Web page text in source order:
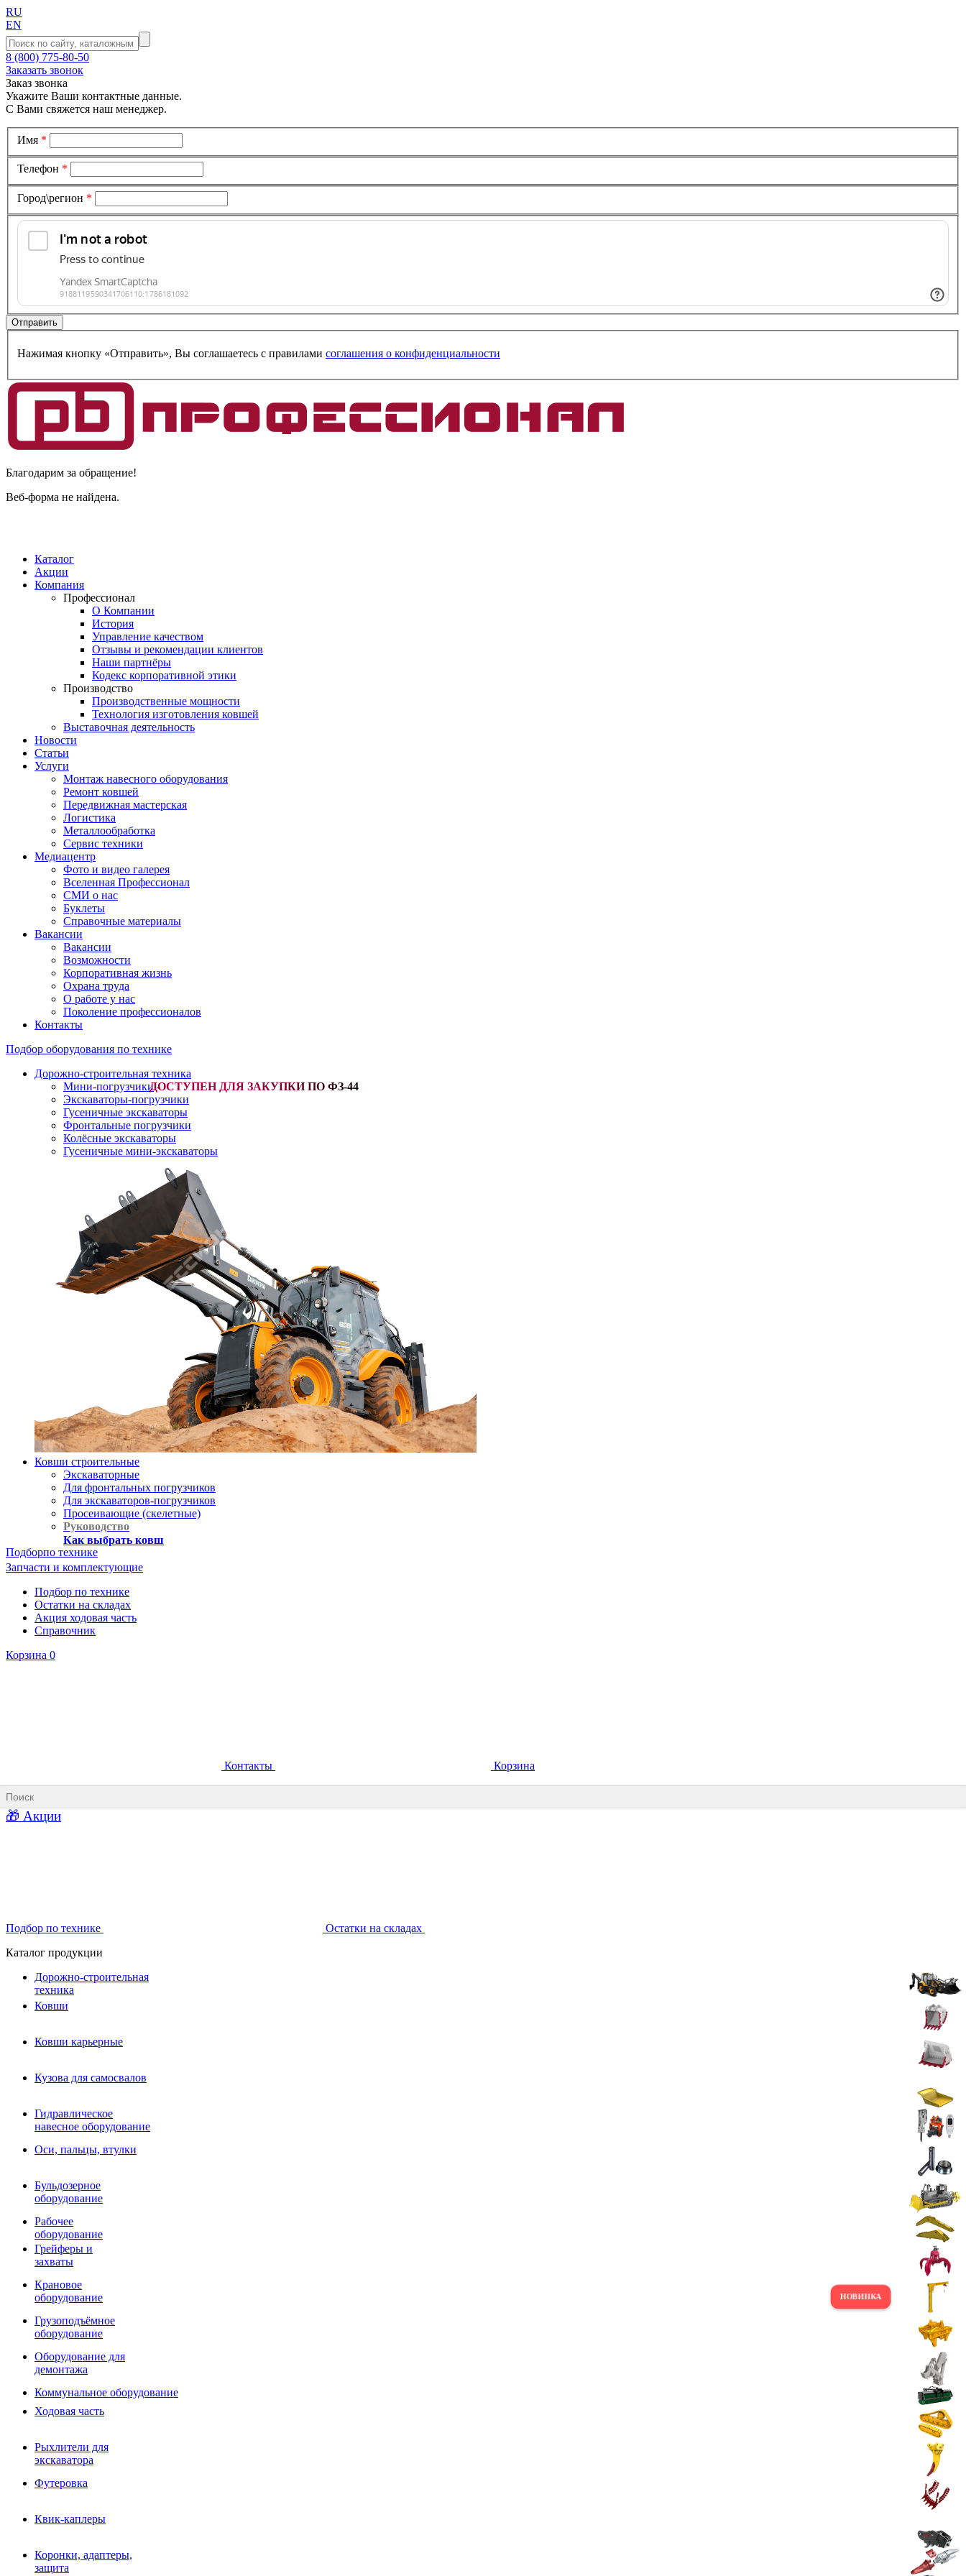
RU
EN
8 (800) 775-80-50
Заказать звонок
Заказ звонка
Укажите Ваши контактные данные.
С Вами свяжется наш менеджер.
Имя *
Телефон *
Город\регион *
Нажимая кнопку «Отправить», Вы соглашаетесь c правилами соглашения о конфиденциальности
Благодарим за обращение!
Веб-форма не найдена.
Каталог
Акции
Компания
Профессионал
О Компании
История
Управление качеством
Отзывы и рекомендации клиентов
Наши партнёры
Кодекс корпоративной этики
Производство
Производственные мощности
Технология изготовления ковшей
Выставочная деятельность
Новости
Статьи
Услуги
Монтаж навесного оборудования
Ремонт ковшей
Передвижная мастерская
Логистика
Металлообработка
Сервис техники
Медиацентр
Фото и видео галерея
Вселенная Профессионал
СМИ о нас
Буклеты
Справочные материалы
Вакансии
Вакансии
Возможности
Корпоративная жизнь
Охрана труда
О работе у нас
Поколение профессионалов
Контакты
Подбор оборудования по технике
Дорожно-строительная техника
Мини-погрузчики-
Экскаваторы-погрузчики
Гусеничные экскаваторы
Фронтальные погрузчики
Колёсные экскаваторы
Гусеничные мини-экскаваторы
Ковши строительные
Экскаваторные
Для фронтальных погрузчиков
Для экскаваторов-погрузчиков
Просеивающие (скелетные)
Руководство
Как выбрать ковш
Ковши для фронтальных погрузчиков
Гидравлическое навесное
оборудование
Гидробуры и шнеки
Вибротрамбовки
Навесные дорожные фрезы
Виброрипперы
Ковши дробильные щековые
Ковши дробильные роторные
Сортировочные ковши барабанные
Сортировочные ковши вальцовые
Фрезы роторные
Фрезы дисковые
Траншеекопатели
Просеивающие ковши для фронтальных погрузчиков
Распределители асфальта
Переходные плиты
Гидроразводка
РВД
Сваерезки
Как выбрать гидромолот
Подборпо технике
Запчасти и комплектующие
Подбор по технике
Остатки на складах
Акция ходовая часть
Справочник
Корзина 0
Контакты Корзина
🎁 Акции
Подбор по технике
Остатки на складах
Каталог продукции
Дорожно-строительная
техника
Ковши
Ковши карьерные
Кузова для самосвалов
Гидравлическое
навесное оборудование
Оси, пальцы, втулки
Бульдозерное
оборудование
Рабочее
оборудование
Грейферы и
захваты
Крановое
оборудование
Грузоподъёмное
оборудование
Оборудование для
демонтажа
Коммунальное оборудование
Ходовая часть
Рыхлители для
экскаватора
Футеровка
Квик-каплеры
Коронки, адаптеры,
защита